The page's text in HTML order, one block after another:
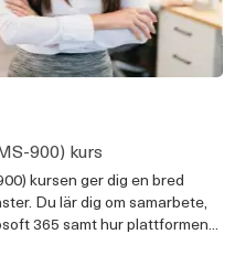
900) kurs
kursen ger dig en bred
Du lär dig om samarbete,
365 samt hur plattformen...